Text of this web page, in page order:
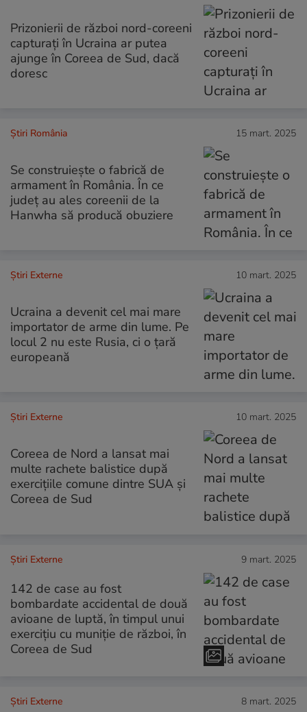
Prizonierii de război nord-coreeni
capturați în Ucraina ar putea
ajunge în Coreea de Sud, dacă
doresc
Știri România 15 mart. 2025
Se construiește o fabrică de
armament în România. În ce
județ au ales coreenii de la
Hanwha să producă obuziere
Știri Externe 10 mart. 2025
Ucraina a devenit cel mai mare
importator de arme din lume. Pe
locul 2 nu este Rusia, ci o țară
europeană
Știri Externe 10 mart. 2025
Coreea de Nord a lansat mai
multe rachete balistice după
exercițiile comune dintre SUA și
Coreea de Sud
Știri Externe 9 mart. 2025
142 de case au fost
bombardate accidental de două
avioane de luptă, în timpul unui
exercițiu cu muniție de război, în
Coreea de Sud
Știri Externe 8 mart. 2025